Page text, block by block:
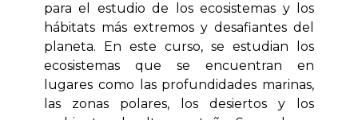
para el estudio de los ecosistemas y los
hábitats más extremos y desafiantes del
planeta. En este curso, se estudian los
ecosistemas que se encuentran en
lugares como las profundidades marinas,
las zonas polares, los desiertos y los